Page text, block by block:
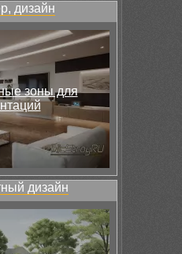
дизайн
зоны для
дизайн